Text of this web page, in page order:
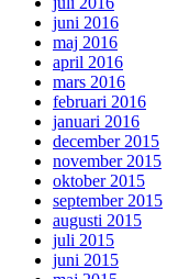
juni 2016
maj 2016
april 2016
mars 2016
februari 2016
januari 2016
december 2015
november 2015
oktober 2015
september 2015
augusti 2015
juli 2015
juni 2015